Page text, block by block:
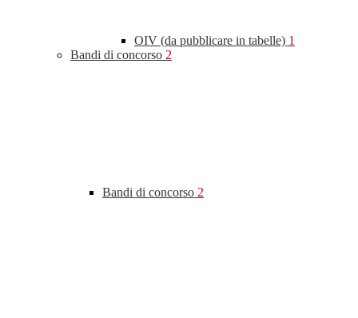
OIV (da pubblicare in tabelle) 1
Bandi di concorso 2
Bandi di concorso 2